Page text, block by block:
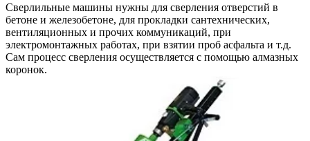
Сверлильные машины нужны для сверления отверстий в
бетоне и железобетоне, для прокладки сантехнических,
вентиляционных и прочих коммуникаций, при
электромонтажных работах, при взятии проб асфальта и т.д.
Сам процесс сверления осуществляется с помощью алмазных
коронок.